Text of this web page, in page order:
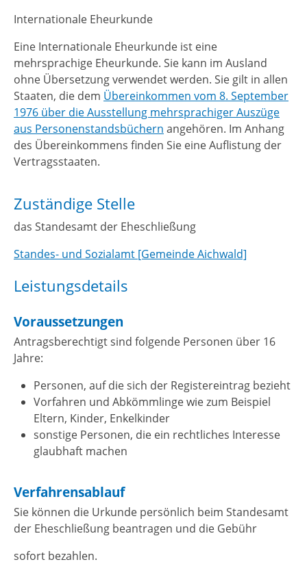
Internationale Eheurkunde
Eine Internationale Eheurkunde ist eine
mehrsprachige Eheurkunde. Sie kann im Ausland
ohne Übersetzung verwendet werden. Sie gilt in allen
Staaten, die dem Übereinkommen vom 8. September
1976 über die Ausstellung mehrsprachiger Auszüge
aus Personenstandsbüchern angehören. Im Anhang
des Übereinkommens finden Sie eine Auflistung der
Vertragsstaaten.
Zuständige Stelle
das Standesamt der Eheschließung
Standes- und Sozialamt [Gemeinde Aichwald]
Leistungsdetails
Voraussetzungen
Antragsberechtigt sind folgende Personen über 16
Jahre:
Personen, auf die sich der Registereintrag bezieht
Vorfahren und Abkömmlinge wie zum Beispiel
Eltern, Kinder, Enkelkinder
sonstige Personen, die ein rechtliches Interesse
glaubhaft machen
Verfahrensablauf
Sie können die Urkunde persönlich beim Standesamt
der Eheschließung beantragen und die Gebühr
sofort bezahlen.